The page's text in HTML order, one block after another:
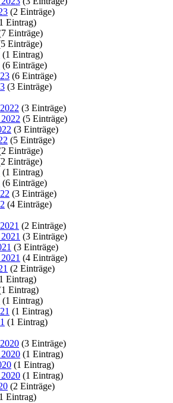
(2 Einträge)
Eintrag)
Einträge)
Einträge)
(1 Eintrag)
(6 Einträge)
(6 Einträge)
(3 Einträge)
(3 Einträge)
(5 Einträge)
(3 Einträge)
(5 Einträge)
Einträge)
Einträge)
(1 Eintrag)
(6 Einträge)
(3 Einträge)
(4 Einträge)
(2 Einträge)
(3 Einträge)
(3 Einträge)
(4 Einträge)
(2 Einträge)
Eintrag)
Eintrag)
(1 Eintrag)
(1 Eintrag)
(1 Eintrag)
(3 Einträge)
(1 Eintrag)
(1 Eintrag)
2020 (1 Eintrag)
(2 Einträge)
Eintrag)